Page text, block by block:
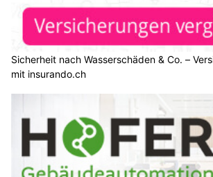
Sicherheit nach Wasserschäden & Co. –
mit insurando.ch